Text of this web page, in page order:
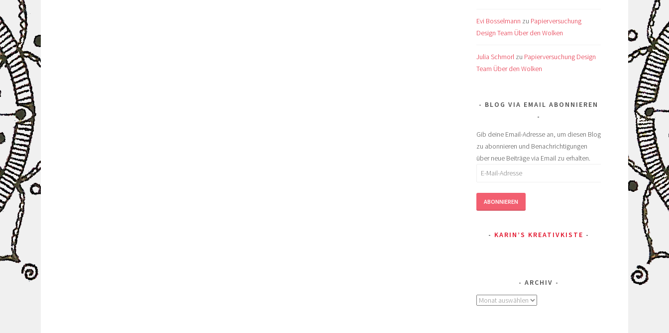
Evi Bosselmann zu Papierversuchung
Design Team Über den Wolken
Julia Schmorl zu Papierversuchung Design
Team Über den Wolken
BLOG VIA EMAIL ABONNIEREN
Gib deine Email-Adresse an, um diesen Blog
zu abonnieren und Benachrichtigungen
über neue Beiträge via Email zu erhalten.
Adresse
ABONNIEREN
KARIN’S KREATIVKISTE
ARCHIV
Archiv